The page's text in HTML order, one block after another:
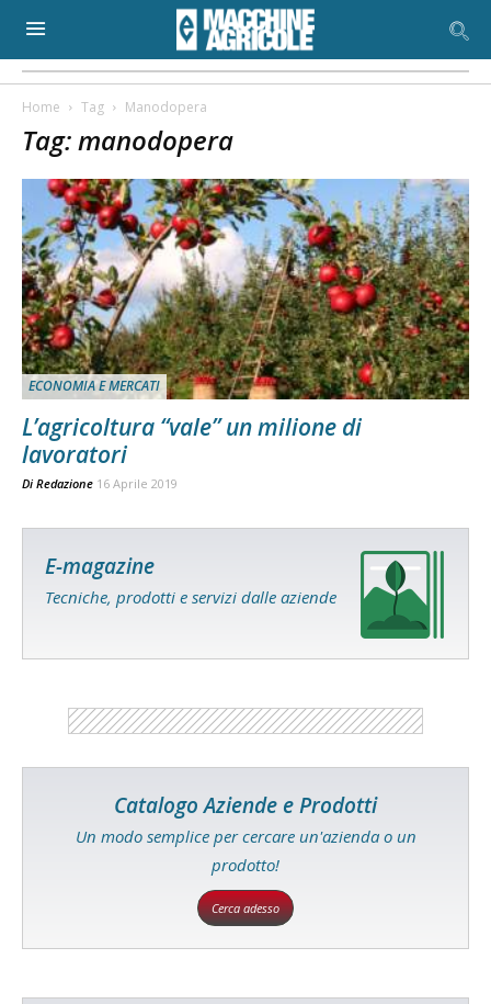
Home Tag Manodopera
Tag: manodopera
ECONOMIA E MERCATI
L’agricoltura “vale” un milione di
lavoratori
Di Redazione 16 Aprile 2019
E-magazine
Tecniche, prodotti e servizi dalle aziende
Catalogo Aziende e Prodotti
Un modo semplice per cercare un'azienda o un
prodotto!
Cerca adesso